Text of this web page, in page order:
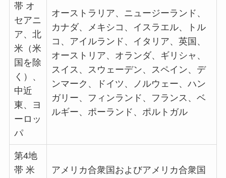
帯 オ
セアニ
ア、北
米（米
国を除
く）、
中近
東、ヨ
ーロッ
パ
オーストラリア、ニュージーランド、
カナダ、メキシコ、イスラエル、トル
コ、アイルランド、イタリア、英国、
オーストリア、オランダ、ギリシャ、
スイス、スウェーデン、スペイン、デ
ンマーク、ドイツ、ノルウェー、ハン
ガリー、フィンランド、フランス、ベ
ルギー、ポーランド、ポルトガル
第4地
帯 米
アメリカ合衆国およびアメリカ合衆国